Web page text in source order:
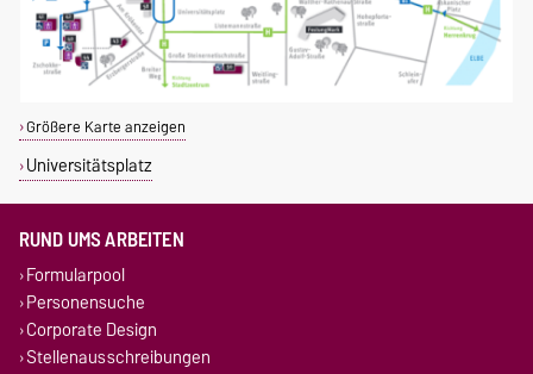
Größere Karte anzeigen
Universitätsplatz
RUND UMS ARBEITEN
Formularpool
Personensuche
Corporate Design
Stellenausschreibungen